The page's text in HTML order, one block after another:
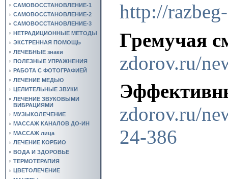
САМОВОССТАНОВЛЕНИЕ-1
САМОВОССТАНОВЛЕНИЕ-2
САМОВОССТАНОВЛЕНИЕ-3
НЕТРАДИЦИОННЫЕ МЕТОДЫ
ЭКСТРЕННАЯ ПОМОЩЬ
ЛЕЧЕБНЫЕ знаки
ПОЛЕЗНЫЕ УПРАЖНЕНИЯ
РАБОТА С ФОТОГРАФИЕЙ
ЛЕЧЕНИЕ МЕДЬЮ
ЦЕЛИТЕЛЬНЫЕ ЗВУКИ
ЛЕЧЕНИЕ ЗВУКОВЫМИ
ВИБРАЦИЯМИ
МУЗЫКОЛЕЧЕНИЕ
МАССАЖ КАНАЛОВ ДО-ИН
МАССАЖ лица
ЛЕЧЕНИЕ КОРБИО
ВОДА И ЗДОРОВЬЕ
ТЕРМОТЕРАПИЯ
ЦВЕТОЛЕЧЕНИЕ
http://
Гремучая
zdorov.ru/
zdorov.ru/
24-386